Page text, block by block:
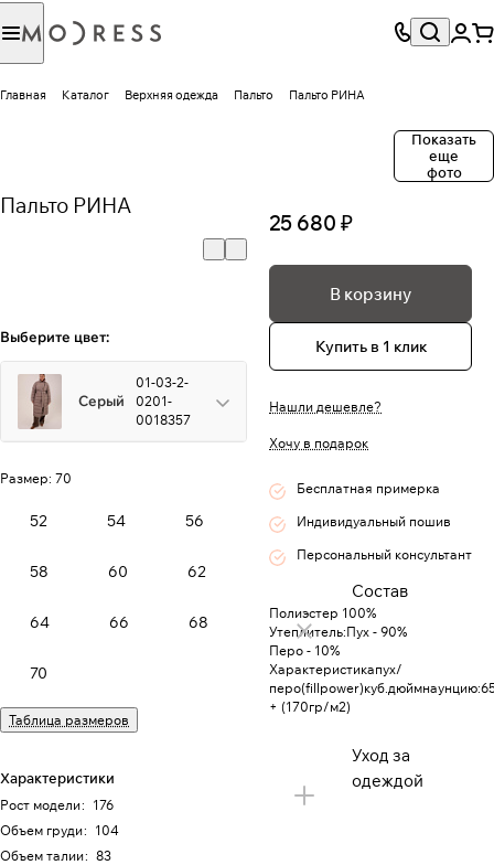
Главная Каталог Верхняя одежда Пальто Пальто РИНА
Показать
еще
фото
Пальто РИНА
Выберите цвет:
Серый
01-03-2-
0201-
0018357
Размер: 70
52 54 56
58 60 62
64 66 68
70
Таблица размеров
Характеристики
Рост модели: 176
Объем груди: 104
Объем талии: 83
25 680 ₽
В корзину
Купить в 1 клик
Нашли дешевле?
Хочу в подарок
Бесплатная примерка
Индивидуальный пошив
Персональный консультант
Состав
Полиэстер 100%
Утеплитель:Пух - 90%
Перо - 10%
Характеристикапух/
+ (170гр/м2)
Уход за
одеждой